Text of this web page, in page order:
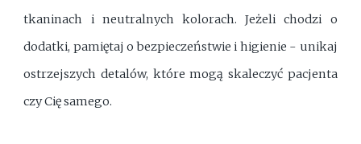
tkaninach i neutralnych kolorach. Jeżeli chodzi o
dodatki, pamiętaj o bezpieczeństwie i higienie - unikaj
ostrzejszych detalów, które mogą skaleczyć pacjenta
czy Cię samego.